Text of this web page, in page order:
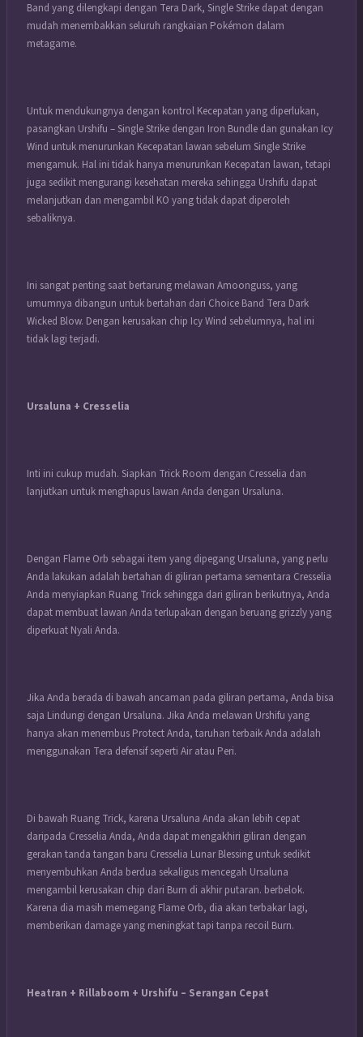
Band yang dilengkapi dengan Tera Dark, Single Strike dapat dengan
mudah menembakkan seluruh rangkaian Pokémon dalam
metagame.
Untuk mendukungnya dengan kontrol Kecepatan yang diperlukan,
pasangkan Urshifu – Single Strike dengan Iron Bundle dan gunakan Icy
Wind untuk menurunkan Kecepatan lawan sebelum Single Strike
mengamuk. Hal ini tidak hanya menurunkan Kecepatan lawan, tetapi
juga sedikit mengurangi kesehatan mereka sehingga Urshifu dapat
melanjutkan dan mengambil KO yang tidak dapat diperoleh
sebaliknya.
Ini sangat penting saat bertarung melawan Amoonguss, yang
umumnya dibangun untuk bertahan dari Choice Band Tera Dark
Wicked Blow. Dengan kerusakan chip Icy Wind sebelumnya, hal ini
tidak lagi terjadi.
Ursaluna + Cresselia
Inti ini cukup mudah. Siapkan Trick Room dengan Cresselia dan
lanjutkan untuk menghapus lawan Anda dengan Ursaluna.
Dengan Flame Orb sebagai item yang dipegang Ursaluna, yang perlu
Anda lakukan adalah bertahan di giliran pertama sementara Cresselia
Anda menyiapkan Ruang Trick sehingga dari giliran berikutnya, Anda
dapat membuat lawan Anda terlupakan dengan beruang grizzly yang
diperkuat Nyali Anda.
Jika Anda berada di bawah ancaman pada giliran pertama, Anda bisa
saja Lindungi dengan Ursaluna. Jika Anda melawan Urshifu yang
hanya akan menembus Protect Anda, taruhan terbaik Anda adalah
menggunakan Tera defensif seperti Air atau Peri.
Di bawah Ruang Trick, karena Ursaluna Anda akan lebih cepat
daripada Cresselia Anda, Anda dapat mengakhiri giliran dengan
gerakan tanda tangan baru Cresselia Lunar Blessing untuk sedikit
menyembuhkan Anda berdua sekaligus mencegah Ursaluna
mengambil kerusakan chip dari Burn di akhir putaran. berbelok.
Karena dia masih memegang Flame Orb, dia akan terbakar lagi,
memberikan damage yang meningkat tapi tanpa recoil Burn.
Heatran + Rillaboom + Urshifu – Serangan Cepat